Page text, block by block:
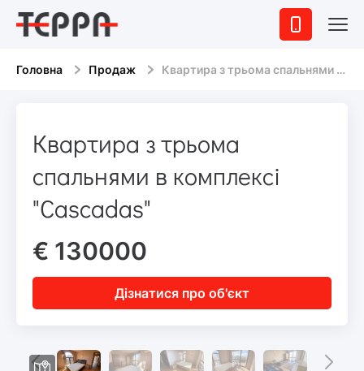
Головна Продаж Квартира з трьома спальнями в комплексі "Cascadas"
Квартира з трьома
спальнями в комплексі
"Cascadas"
€ 130000
Дізнатися про об'єкт